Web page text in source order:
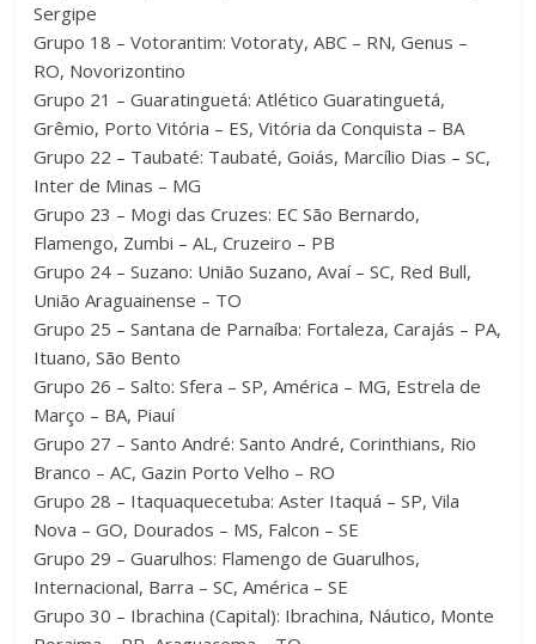
Sergipe
Grupo 18 – Votorantim: Votoraty, ABC – RN, Genus –
RO, Novorizontino
Grupo 21 – Guaratinguetá: Atlético Guaratinguetá,
Grêmio, Porto Vitória – ES, Vitória da Conquista – BA
Grupo 22 – Taubaté: Taubaté, Goiás, Marcílio Dias – SC,
Inter de Minas – MG
Grupo 23 – Mogi das Cruzes: EC São Bernardo,
Flamengo, Zumbi – AL, Cruzeiro – PB
Grupo 24 – Suzano: União Suzano, Avaí – SC, Red Bull,
União Araguainense – TO
Grupo 25 – Santana de Parnaíba: Fortaleza, Carajás – PA,
Ituano, São Bento
Grupo 26 – Salto: Sfera – SP, América – MG, Estrela de
Março – BA, Piauí
Grupo 27 – Santo André: Santo André, Corinthians, Rio
Branco – AC, Gazin Porto Velho – RO
Grupo 28 – Itaquaquecetuba: Aster Itaquá – SP, Vila
Nova – GO, Dourados – MS, Falcon – SE
Grupo 29 – Guarulhos: Flamengo de Guarulhos,
Internacional, Barra – SC, América – SE
Grupo 30 – Ibrachina (Capital): Ibrachina, Náutico, Monte